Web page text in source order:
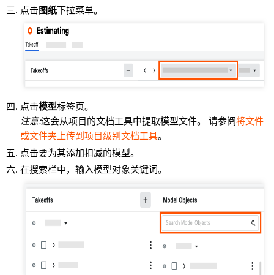
点击 图纸下拉菜单。
点击模型标签页。
注意:这会从项目的文档工具中提取模型文件。 请参阅将文件
或文件夹上传到项目级别文档工具。
点击要为其添加扣减的模型。
在搜索栏中，输入模型对象关键词。